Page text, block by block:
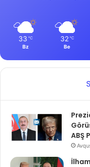
33 ℃
Bz
32 ℃
Be
ABŞ